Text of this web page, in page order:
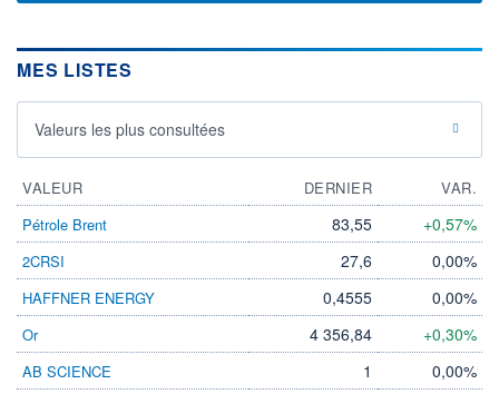
MES LISTES
Valeurs les plus consultées
VALEUR DERNIER
VAR.
Pétrole Brent
83,55 +0,57%
2CRSI 27,6 0,00%
HAFFNER ENERGY 0,4555 0,00%
Or 4 356,84 +0,30%
AB SCIENCE 1 0,00%